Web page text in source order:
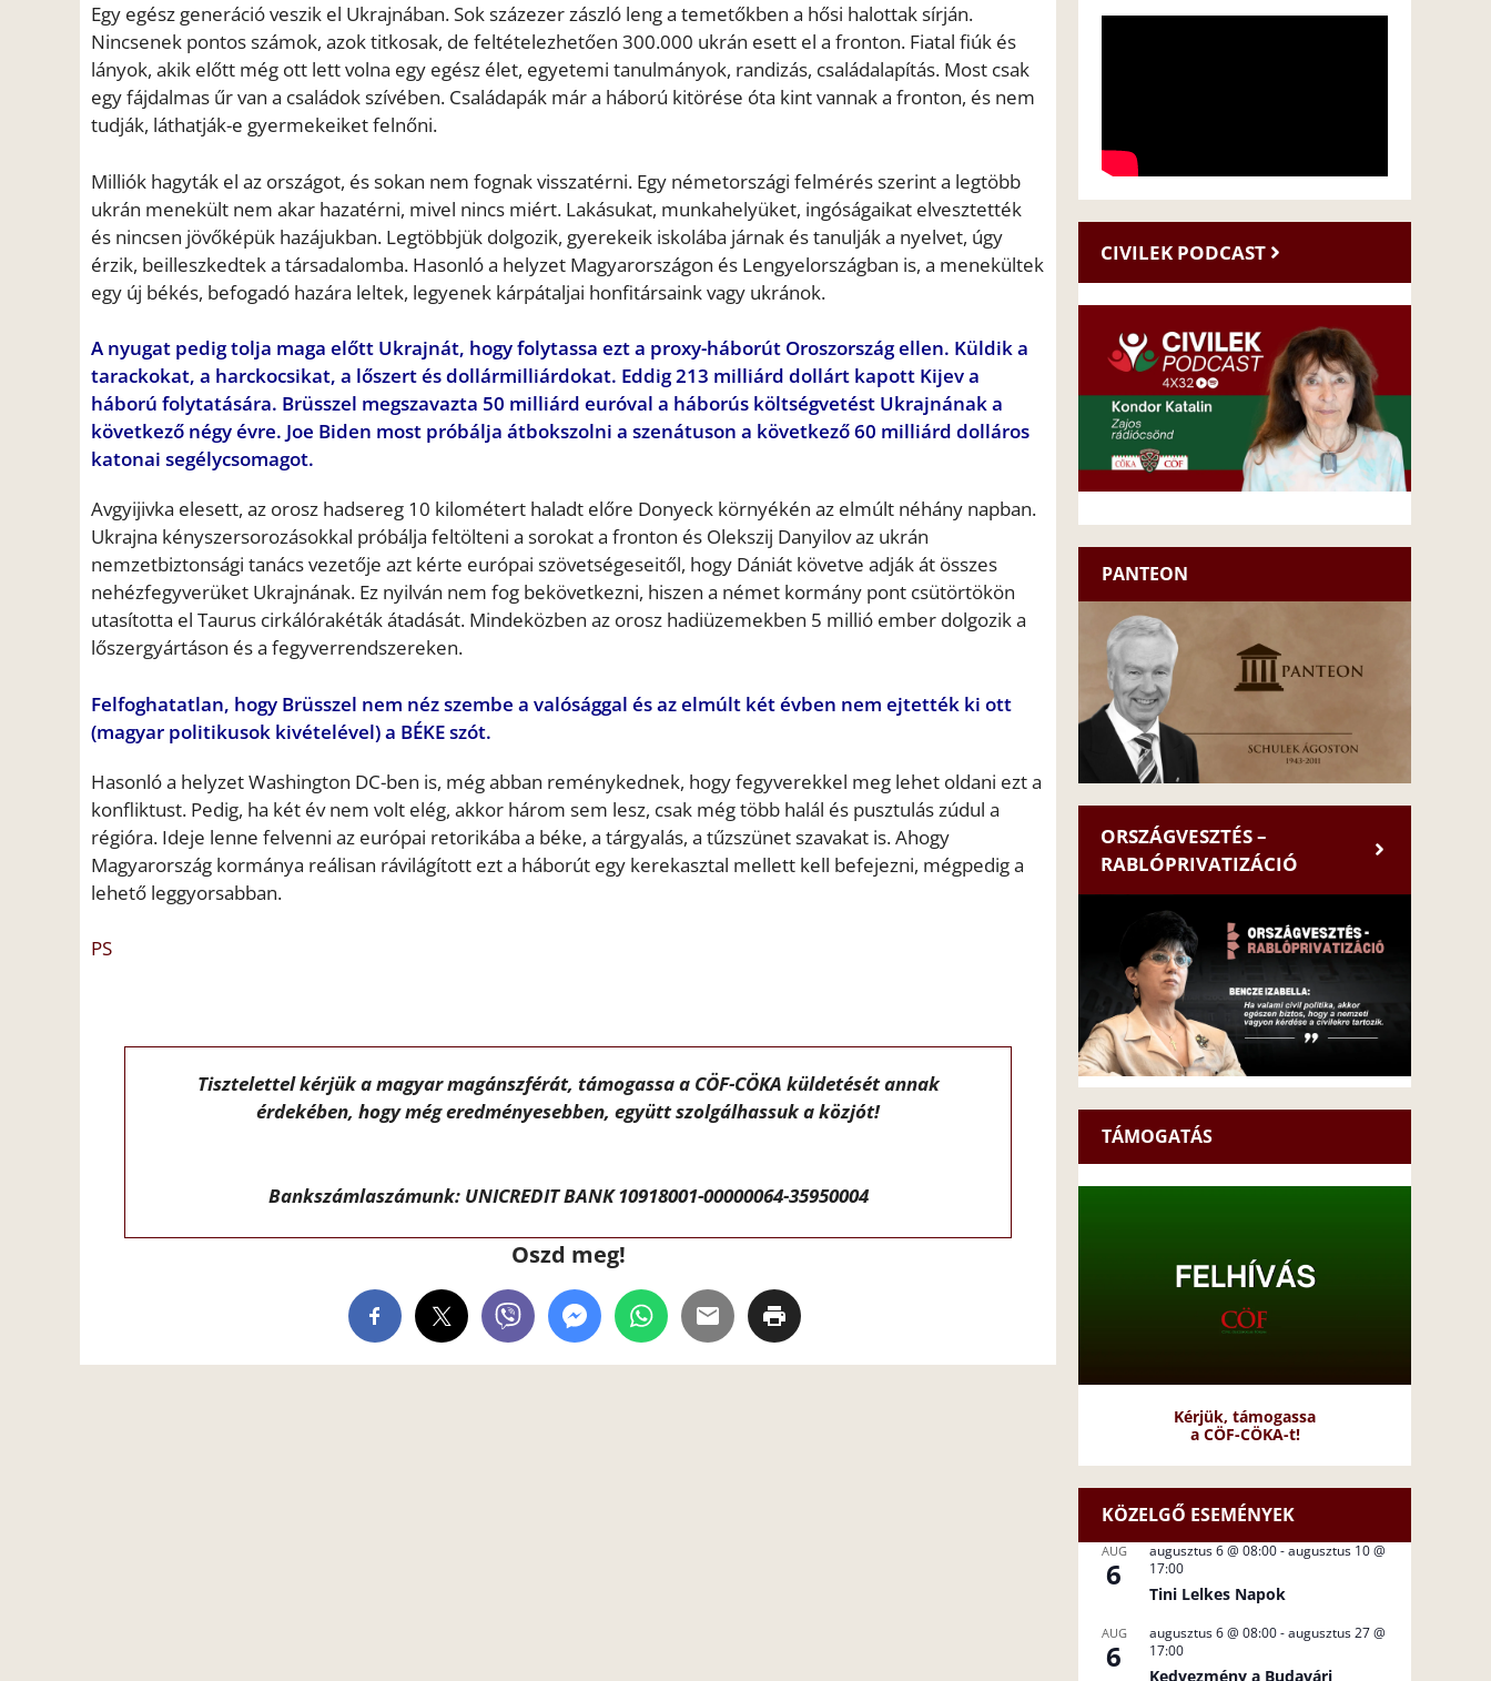
Egy egész generáció veszik el Ukrajnában. Sok százezer zászló leng a temetőkben a hősi halottak sírján.
Nincsenek pontos számok, azok titkosak, de feltételezhetően 300.000 ukrán esett el a fronton. Fiatal fiúk és
lányok, akik előtt még ott lett volna egy egész élet, egyetemi tanulmányok, randizás, családalapítás. Most csak
egy fájdalmas űr van a családok szívében. Családapák már a háború kitörése óta kint vannak a fronton, és nem
tudják, láthatják-e gyermekeiket felnőni.
Milliók hagyták el az országot, és sokan nem fognak visszatérni. Egy németországi felmérés szerint a legtöbb
ukrán menekült nem akar hazatérni, mivel nincs miért. Lakásukat, munkahelyüket, ingóságaikat elvesztették
és nincsen jövőképük hazájukban. Legtöbbjük dolgozik, gyerekeik iskolába járnak és tanulják a nyelvet, úgy
érzik, beilleszkedtek a társadalomba. Hasonló a helyzet Magyarországon és Lengyelországban is, a menekültek
egy új békés, befogadó hazára leltek, legyenek kárpátaljai honfitársaink vagy ukránok.
A nyugat pedig tolja maga előtt Ukrajnát, hogy folytassa ezt a proxy-háborút Oroszország ellen. Küldik a
tarackokat, a harckocsikat, a lőszert és dollármilliárdokat. Eddig 213 milliárd dollárt kapott Kijev a
háború folytatására. Brüsszel megszavazta 50 milliárd euróval a háborús költségvetést Ukrajnának a
következő négy évre. Joe Biden most próbálja átbokszolni a szenátuson a következő 60 milliárd dolláros
katonai segélycsomagot.
Avgyijivka elesett, az orosz hadsereg 10 kilométert haladt előre Donyeck környékén az elmúlt néhány napban.
Ukrajna kényszersorozásokkal próbálja feltölteni a sorokat a fronton és Olekszij Danyilov az ukrán
nemzetbiztonsági tanács vezetője azt kérte európai szövetségeseitől, hogy Dániát követve adják át összes
nehézfegyverüket Ukrajnának. Ez nyilván nem fog bekövetkezni, hiszen a német kormány pont csütörtökön
utasította el Taurus cirkálórakéták átadását. Mindeközben az orosz hadiüzemekben 5 millió ember dolgozik a
lőszergyártáson és a fegyverrendszereken.
Felfoghatatlan, hogy Brüsszel nem néz szembe a valósággal és az elmúlt két évben nem ejtették ki ott
(magyar politikusok kivételével) a BÉKE szót.
Hasonló a helyzet Washington DC-ben is, még abban reménykednek, hogy fegyverekkel meg lehet oldani ezt a
konfliktust. Pedig, ha két év nem volt elég, akkor három sem lesz, csak még több halál és pusztulás zúdul a
régióra. Ideje lenne felvenni az európai retorikába a béke, a tárgyalás, a tűzszünet szavakat is. Ahogy
Magyarország kormánya reálisan rávilágított ezt a háborút egy kerekasztal mellett kell befejezni, mégpedig a
lehető leggyorsabban.
PS
Tisztelettel kérjük a magyar magánszférát, támogassa a CÖF-CÖKA küldetését annak
érdekében, hogy még eredményesebben, együtt szolgálhassuk a közjót!
Bankszámlaszámunk: UNICREDIT BANK 10918001-00000064-35950004
Oszd meg!
CIVILEK PODCAST
PANTEON
ORSZÁGVESZTÉS –
RABLÓPRIVATIZÁCIÓ
TÁMOGATÁS
Kérjük, támogassa
a CÖF-CÖKA-t!
KÖZELGŐ ESEMÉNYEK
AUG
6
augusztus 6 @ 08:00-augusztus 10 @
17:00
Tini Lelkes Napok
AUG
6
augusztus 6 @ 08:00-augusztus 27 @
17:00
Kedvezmény a Budavári